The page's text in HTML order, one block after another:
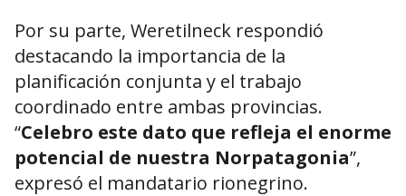
Por su parte, Weretilneck respondió
destacando la importancia de la
planificación conjunta y el trabajo
coordinado entre ambas provincias.
“Celebro este dato que refleja el enorme
potencial de nuestra Norpatagonia”,
expresó el mandatario rionegrino.